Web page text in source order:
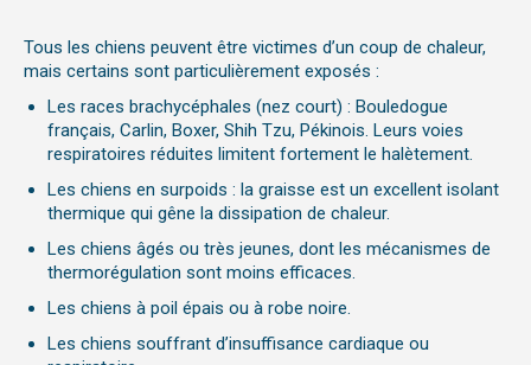
Tous les chiens peuvent être victimes d’un coup de chaleur,
mais certains sont particulièrement exposés :
Les races brachycéphales (nez court) : Bouledogue
français, Carlin, Boxer, Shih Tzu, Pékinois. Leurs voies
respiratoires réduites limitent fortement le halètement.
Les chiens en surpoids : la graisse est un excellent isolant
thermique qui gêne la dissipation de chaleur.
Les chiens âgés ou très jeunes, dont les mécanismes de
thermorégulation sont moins efficaces.
Les chiens à poil épais ou à robe noire.
Les chiens souffrant d’insuffisance cardiaque ou